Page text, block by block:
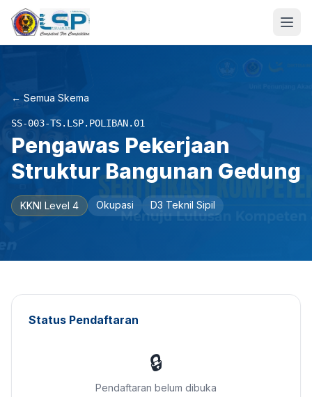
← Semua Skema
SS-003-TS.LSP.POLIBAN.01
Pengawas Pekerjaan
Struktur Bangunan Gedung
KKNI Level 4 Okupasi D3 Teknil Sipil
Status Pendaftaran
🔒
Pendaftaran belum dibuka